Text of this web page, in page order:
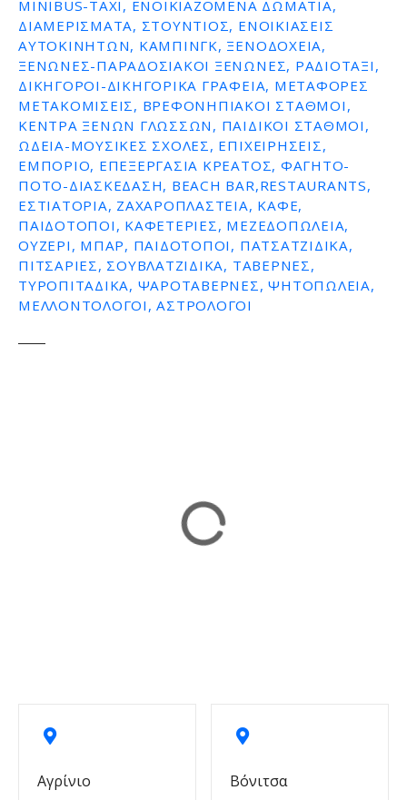
MINIBUS-TAXI, ΕΝΟΙΚΙΑΖΌΜΕΝΑ ΔΩΜΆΤΙΑ,
ΔΙΑΜΕΡΊΣΜΑΤΑ, ΣΤΟΎΝΤΙΟΣ, ΕΝΟΙΚΙΆΣΕΙΣ
ΑΥΤΟΚΙΝΉΤΩΝ, ΚΆΜΠΙΝΓΚ, ΞΕΝΟΔΟΧΕΊΑ,
ΞΕΝΏΝΕΣ-ΠΑΡΑΔΟΣΙΑΚΟΊ ΞΕΝΏΝΕΣ, ΡΑΔΙΟΤΑΞΊ,
ΔΙΚΗΓΌΡΟΙ-ΔΙΚΗΓΟΡΙΚΆ ΓΡΑΦΕΊΑ, ΜΕΤΑΦΟΡΈΣ
ΜΕΤΑΚΟΜΊΣΕΙΣ, ΒΡΕΦΟΝΗΠΙΑΚΟΊ ΣΤΑΘΜΟΊ,
ΚΈΝΤΡΑ ΞΈΝΩΝ ΓΛΩΣΣΏΝ, ΠΑΙΔΙΚΟΊ ΣΤΑΘΜΟΊ,
ΩΔΕΊΑ-ΜΟΥΣΙΚΈΣ ΣΧΟΛΈΣ, ΕΠΙΧΕΙΡΉΣΕΙΣ,
ΕΜΠΌΡΙΟ, ΕΠΕΞΕΡΓΑΣΊΑ ΚΡΈΑΤΟΣ, ΦΑΓΗΤΌ-
ΠΟΤΌ-ΔΙΑΣΚΈΔΑΣΗ, BEACH BAR,RESTAURANTS,
ΕΣΤΙΑΤΌΡΙΑ, ΖΑΧΑΡΟΠΛΑΣΤΕΊΑ, ΚΑΦΈ,
ΠΑΙΔΌΤΟΠΟΙ, ΚΑΦΕΤΈΡΙΕΣ, ΜΕΖΕΔΟΠΩΛΕΊΑ,
ΟΥΖΕΡΊ, ΜΠΑΡ, ΠΑΙΔΌΤΟΠΟΙ, ΠΑΤΣΑΤΖΊΔΙΚΑ,
ΠΙΤΣΑΡΊΕΣ, ΣΟΥΒΛΑΤΖΊΔΙΚΑ, ΤΑΒΈΡΝΕΣ,
ΤΥΡΟΠΙΤΆΔΙΚΑ, ΨΑΡΟΤΑΒΈΡΝΕΣ, ΨΗΤΟΠΩΛΕΊΑ,
ΜΕΛΛΟΝΤΟΛΟΓΟΙ, ΑΣΤΡΟΛΌΓΟΙ
Αγρίνιο Βόνιτσα